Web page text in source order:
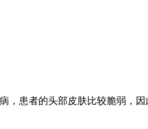
患者的头部皮肤比较脆弱，